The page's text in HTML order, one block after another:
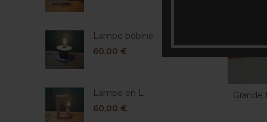
Lampe bobine
60,00 €
Lampe en L
60,00 €